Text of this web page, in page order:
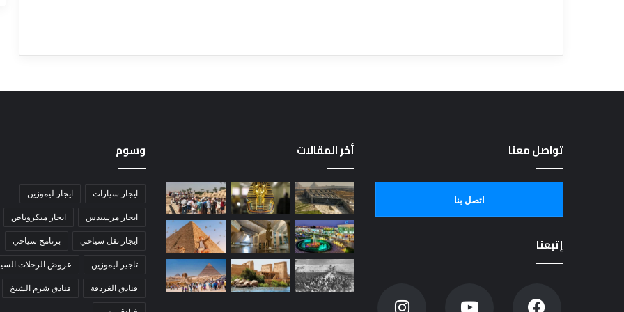
تواصل معنا
اتصل بنا
إتبعنا
أخر المقالات وسوم
ايجار سيارات ايجار ليموزين
ايجار مرسيدس ايجار ميكروباص
ايجار نقل سياحي برنامج سياحي
تاجير ليموزين عروض الرحلات
فنادق الغردقة فنادق شرم الشيخ